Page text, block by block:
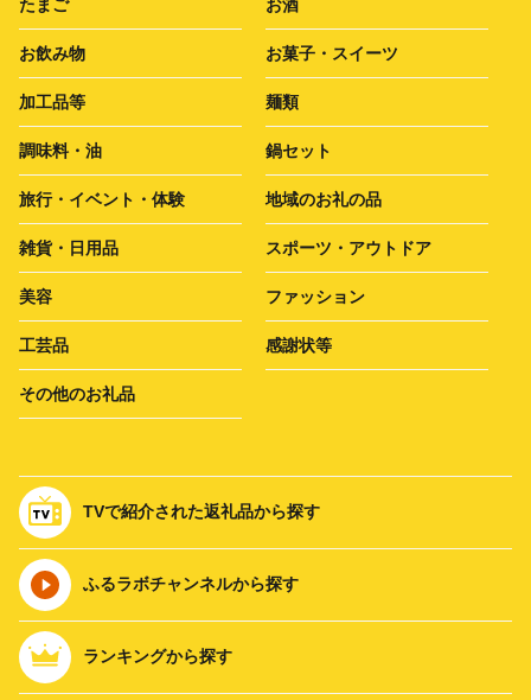
たまご お酒
お飲み物 お菓子・スイーツ
加工品等 麺類
調味料・油 鍋セット
旅行・イベント・体験 地域のお礼の品
雑貨・日用品 スポーツ・アウトドア
美容 ファッション
工芸品 感謝状等
その他のお礼品
TVで紹介された返礼品から探す
ふるラボチャンネルから探す
ランキングから探す